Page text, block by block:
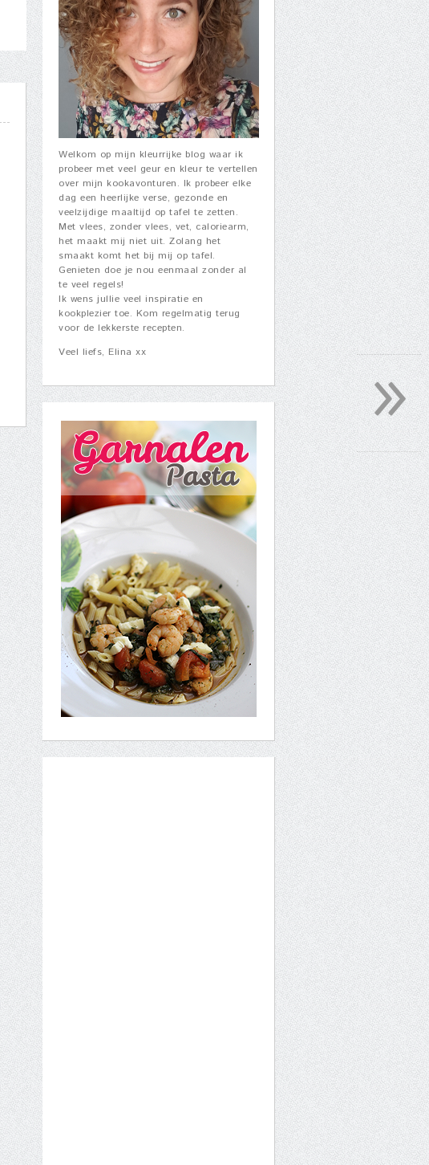
Welkom op mijn kleurrijke blog waar ik
probeer met veel geur en kleur te vertellen
over mijn kookavonturen. Ik probeer elke
dag een heerlijke verse, gezonde en
veelzijdige maaltijd op tafel te zetten.
Met vlees, zonder vlees, vet, caloriearm,
het maakt mij niet uit. Zolang het
smaakt komt het bij mij op tafel.
Genieten doe je nou eenmaal zonder al
te veel regels!
Ik wens jullie veel inspiratie en
kookplezier toe. Kom regelmatig terug
voor de lekkerste recepten.
Veel liefs, Elina xx
»